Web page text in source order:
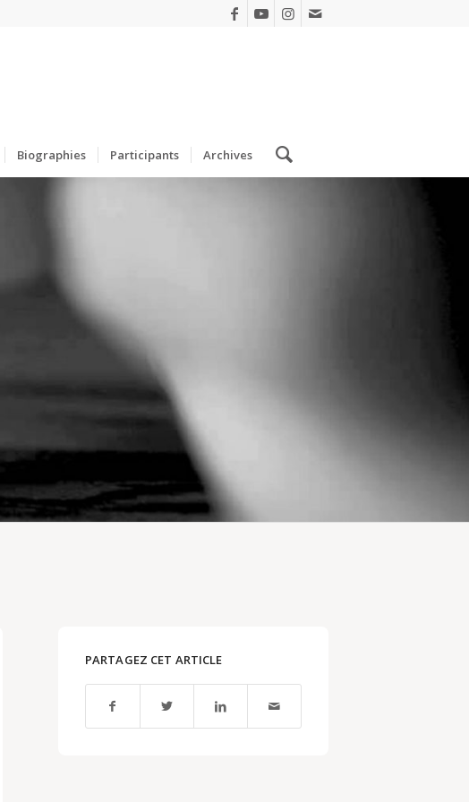
Biographies Participants Archives
PARTAGEZ CET ARTICLE